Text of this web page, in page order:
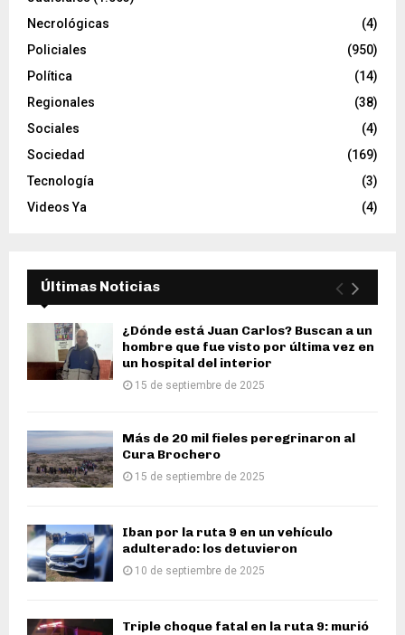
Necrológicas
(4)
Policiales
(950)
Política
(14)
Regionales
(38)
Sociales
(4)
Sociedad
(169)
Tecnología
(3)
Videos Ya
(4)
Últimas Noticias
¿Dónde está Juan Carlos? Buscan a un
hombre que fue visto por última vez en
un hospital del interior
15 de septiembre de 2025
Más de 20 mil fieles peregrinaron al
Cura Brochero
15 de septiembre de 2025
Iban por la ruta 9 en un vehículo
adulterado: los detuvieron
10 de septiembre de 2025
Triple choque fatal en la ruta 9: murió